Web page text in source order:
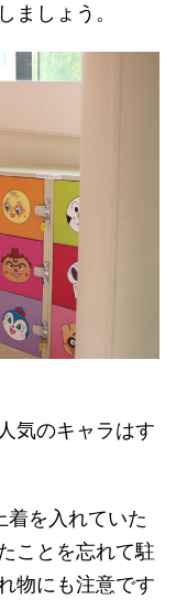
ましょう。
気のキャラはす
着を入れていた
ことを忘れて駐
物にも注意です